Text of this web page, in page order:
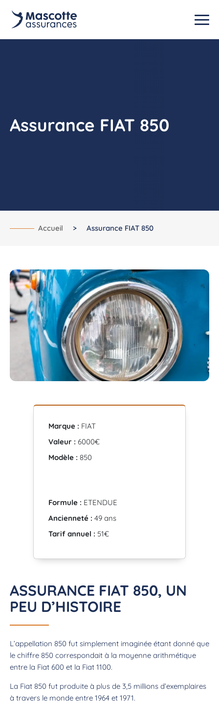
Assurance FIAT 850
Accueil > Assurance FIAT 850
Marque : FIAT
Valeur : 6000€
Modèle : 850
Formule : ETENDUE
Ancienneté : 49 ans
Tarif annuel : 51€
ASSURANCE FIAT 850, UN
PEU D’HISTOIRE
L’appellation 850 fut simplement imaginée étant donné que
le chiffre 850 correspondait à la moyenne arithmétique
entre la Fiat 600 et la Fiat 1100.
La Fiat 850 fut produite à plus de 3,5 millions d’exemplaires
à travers le monde entre 1964 et 1971.